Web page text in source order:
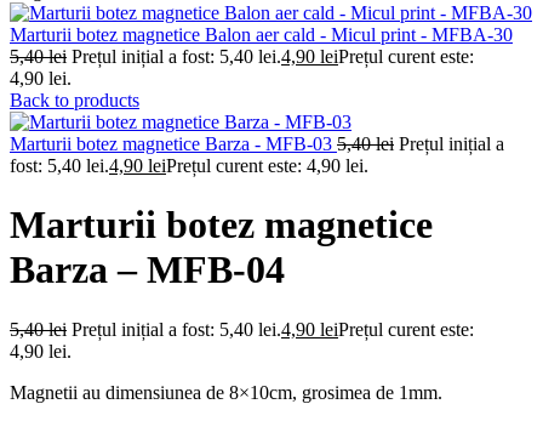
Marturii botez magnetice Balon aer cald - Micul print - MFBA-30
5,40lei Prețul inițial a fost: 5,40 lei.4,90 leiPrețul curent este:
4,90 lei.
Back to products
Marturii botez magnetice Barza - MFB-03 5,40lei Prețul inițial a
fost: 5,40 lei.4,90 leiPrețul curent este: 4,90 lei.
Marturii botez magnetice
Barza – MFB-04
5,40lei Prețul inițial a fost: 5,40 lei.4,90 leiPrețul curent este:
4,90 lei.
Magnetii au dimensiunea de 8×10cm, grosimea de 1mm.